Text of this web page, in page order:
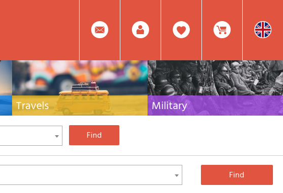
0
Item(s)
In
Facebook
Create
Travels
Travel guides and travel literature for Italy,
Europe and the rest of the world
Military
Collection of the best publications (books and